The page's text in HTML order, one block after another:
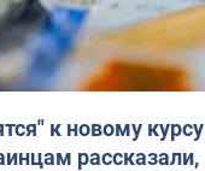
к новому курсу
рассказали,